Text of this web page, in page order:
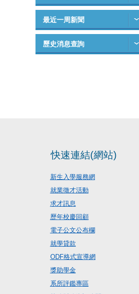
最近一周新聞
歷史消息查詢
快速連結(網站)
新生入學服務網
就業徵才活動
求才訊息
歷年校慶回顧
電子公文公布欄
就學貸款
ODF格式宣導網
獎助學金
系所評鑑專區